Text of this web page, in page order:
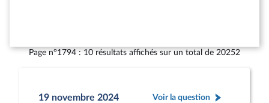
Page n°1794 : 10 résultats affichés sur un total de 20252
19 novembre 2024 Voir la question